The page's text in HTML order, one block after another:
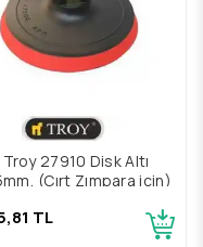
Troy 27910 Disk Altı
(Cırt Zımpara için)
TL